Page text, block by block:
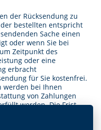
der Rücksendung zu
bestellten entspricht
Sache einen
oder wenn Sie bei
Zeitpunkt des
oder eine
erbracht
für Sie kostenfrei.
werden bei Ihnen
von Zahlungen
werden. Die Frist
Ihrer Widerrufserklärung